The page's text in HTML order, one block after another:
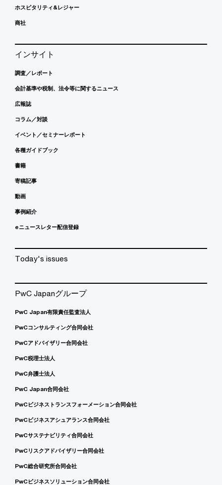
ホスピタリティ&レジャー
商社
インサイト
調査／レポート
会計基準や税制、法令等に関するニュース
広報誌
コラム／対談
イベント／セミナーレポート
各種ガイドブック
書籍
寄稿記事
動画
事例紹介
eニュースレター配信登録
Today's issues
PwC Japanグループ
PwC Japan有限責任監査法人
PwCコンサルティング合同会社
PwCアドバイザリー合同会社
PwC税理士法人
PwC弁護士法人
PwC Japan合同会社
PwCビジネストランスフォーメーション合同会社
PwCビジネスアシュアランス合同会社
PwCサステナビリティ合同会社
PwCリスクアドバイザリー合同会社
PwC総合研究所合同会社
PwCビジネスソリューション合同会社